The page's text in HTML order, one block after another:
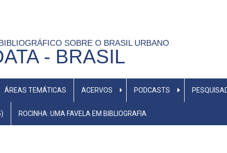
SOBRE O BRASIL URBANO
- BRASIL
ÁREAS TEMÁTICAS ACERVOS PODCASTS
ROCINHA: UMA FAVELA EM BIBLIOGRAFIA